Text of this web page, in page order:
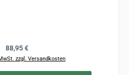
Regulärer Preis:
88,95 €
zzgl. Versandkosten